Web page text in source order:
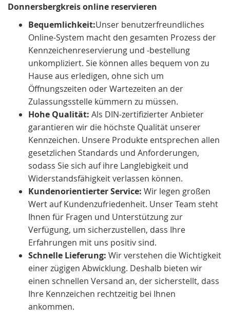
Donnersbergkreis online reservieren
Bequemlichkeit:Unser benutzerfreundliches
Online-System macht den gesamten Prozess der
Kennzeichenreservierung und -bestellung
unkompliziert. Sie können alles bequem von zu
Hause aus erledigen, ohne sich um
Öffnungszeiten oder Wartezeiten an der
Zulassungsstelle kümmern zu müssen.
Hohe Qualität: Als DIN-zertifizierter Anbieter
garantieren wir die höchste Qualität unserer
Kennzeichen. Unsere Produkte entsprechen allen
gesetzlichen Standards und Anforderungen,
sodass Sie sich auf ihre Langlebigkeit und
Widerstandsfähigkeit verlassen können.
Kundenorientierter Service: Wir legen großen
Wert auf Kundenzufriedenheit. Unser Team steht
Ihnen für Fragen und Unterstützung zur
Verfügung, um sicherzustellen, dass Ihre
Erfahrungen mit uns positiv sind.
Schnelle Lieferung: Wir verstehen die Wichtigkeit
einer zügigen Abwicklung. Deshalb bieten wir
einen schnellen Versand an, der sicherstellt, dass
Ihre Kennzeichen rechtzeitig bei Ihnen
ankommen.